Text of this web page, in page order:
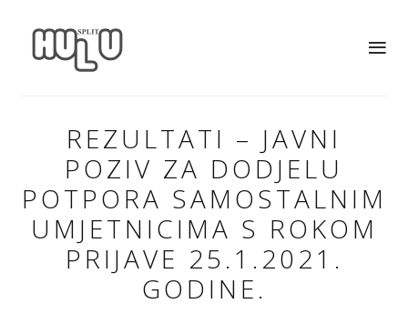
REZULTATI – JAVNI
POZIV ZA DODJELU
POTPORA SAMOSTALNIM
UMJETNICIMA S ROKOM
PRIJAVE 25.1.2021.
GODINE.